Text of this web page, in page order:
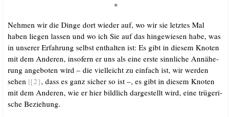
*
Neh­men wir die Din­ge dort wie­der auf, wo wir sie letz­tes Mal
haben lie­gen las­sen und wo ich Sie auf das hin­ge­wie­sen habe, was
in unse­rer Erfah­rung selbst ent­hal­ten ist: Es gibt in die­sem Kno­ten
mit dem Ande­ren, inso­fern er uns als eine ers­te sinn­li­che Annä­he­
rung ange­bo­ten wird – die viel­leicht zu ein­fach ist, wir wer­den
sehen |{2}, dass es ganz sicher so ist –, es gibt in die­sem Kno­ten
mit dem Ande­ren, wie er hier bild­lich dar­ge­stellt wird, eine trü­ge­ri­
sche Beziehung.